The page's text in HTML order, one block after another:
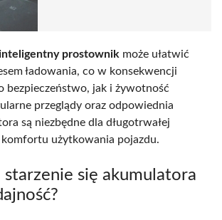
prostownik może ułatwić
ładowania, co w konsekwencji
bezpieczeństwo, jak i żywotność
przeglądy oraz odpowiednia
są niezbędne dla długotrwałej
użytkowania pojazdu.
starzenie się akumulatora